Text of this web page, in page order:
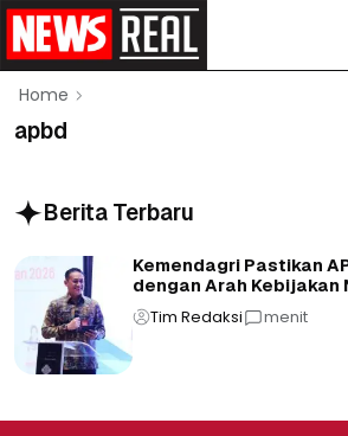
Home
apbd
Berita Terbaru
Kemendagri Pastikan
dengan Arah Kebijakan
Tim Redaksi menit